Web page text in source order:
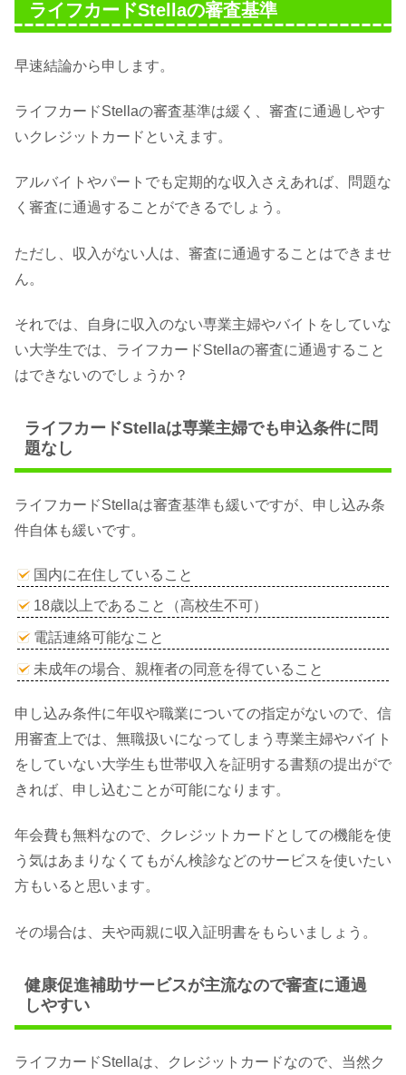
ライフカードStellaの審査基準
早速結論から申します。
ライフカードStellaの審査基準は緩く、審査に通過しやす
いクレジットカードといえます。
アルバイトやパートでも定期的な収入さえあれば、問題な
く審査に通過することができるでしょう。
ただし、収入がない人は、審査に通過することはできませ
ん。
それでは、自身に収入のない専業主婦やバイトをしていな
い大学生では、ライフカードStellaの審査に通過すること
はできないのでしょうか？
ライフカードStellaは専業主婦でも申込条件に問
題なし
ライフカードStellaは審査基準も緩いですが、申し込み条
件自体も緩いです。
国内に在住していること
18歳以上であること（高校生不可）
電話連絡可能なこと
未成年の場合、親権者の同意を得ていること
申し込み条件に年収や職業についての指定がないので、信
用審査上では、無職扱いになってしまう専業主婦やバイト
をしていない大学生も世帯収入を証明する書類の提出がで
きれば、申し込むことが可能になります。
年会費も無料なので、クレジットカードとしての機能を使
う気はあまりなくてもがん検診などのサービスを使いたい
方もいると思います。
その場合は、夫や両親に収入証明書をもらいましょう。
健康促進補助サービスが主流なので審査に通過
しやすい
ライフカードStellaは、クレジットカードなので、当然ク